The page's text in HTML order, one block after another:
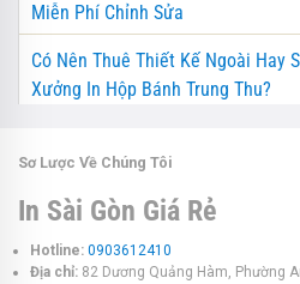
Miễn Phí Chỉnh Sửa
Có Nên Thuê Thiết Kế Ngoài Hay
Xưởng In Hộp Bánh Trung Thu?
Sơ Lược Về Chúng Tôi
In Sài Gòn Giá Rẻ
Hotline: 0903612410
Địa chỉ: 82 Dương Quảng Hàm, Phường